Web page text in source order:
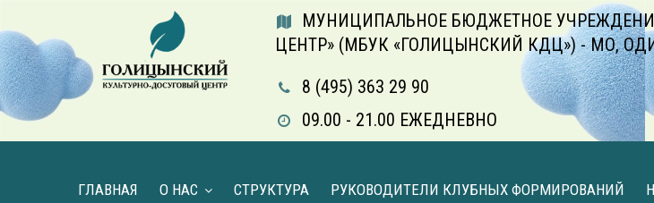
МУНИЦИПАЛЬНОЕ БЮДЖЕТНОЕ
ЦЕНТР» (МБУК «ГОЛИЦЫНСКИЙ КДЦ») - МО,
8 (495) 363 29 90
09.00 - 21.00 ЕЖЕДНЕВНО
ГЛАВНАЯ О НАС СТРУКТУРА РУКОВОДИТЕЛИ КЛУБНЫХ ФОРМИРОВАНИЙ